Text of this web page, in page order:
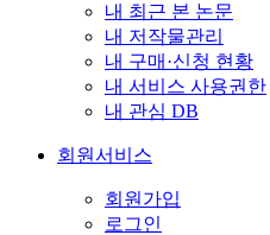
내 최근 본 논문
내 저작물관리
내 구매·신청 현황
내 서비스 사용권한
내 관심 DB
회원서비스
회원가입
로그인